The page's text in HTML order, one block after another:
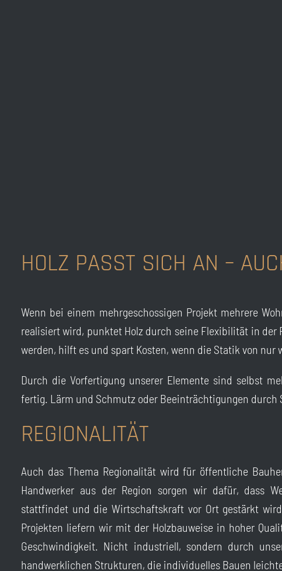
HOLZ PASST SICH AN –
Wenn bei einem mehrgeschossigen Projekt mehrere
realisiert wird, punktet Holz durch seine Flexibilität in
werden, hilft es und spart Kosten, wenn die Statik von nur
Durch die Vorfertigung unserer Elemente sind selbst
fertig. Lärm und Schmutz oder Beeinträchtigungen durch
REGIONALITÄT
Auch das Thema Regionalität wird für öffentliche
Handwerker aus der Region sorgen wir dafür, dass
stattfindet und die Wirtschaftskraft vor Ort gestärkt
Projekten liefern wir mit der Holzbauweise in hoher
Geschwindigkeit. Nicht industriell, sondern durch
handwerklichen Strukturen, die individuelles Bauen